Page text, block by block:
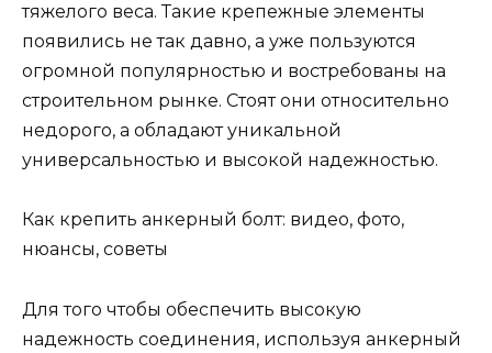
тяжелого веса. Такие крепежные элементы
появились не так давно, а уже пользуются
огромной популярностью и востребованы на
строительном рынке. Стоят они относительно
недорого, а обладают уникальной
универсальностью и высокой надежностью.
Как крепить анкерный болт: видео, фото,
нюансы, советы
Для того чтобы обеспечить высокую
надежность соединения, используя анкерный